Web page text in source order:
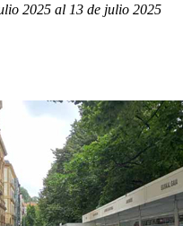
2025 al 13 de julio 2025